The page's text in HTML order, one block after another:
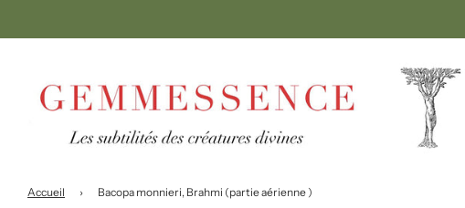
Accueil › Bacopa monnieri, Brahmi (partie aérienne )